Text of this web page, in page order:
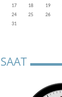
17
18 19
24
25 26
31
SAAT